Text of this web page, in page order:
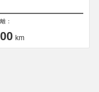
：
km